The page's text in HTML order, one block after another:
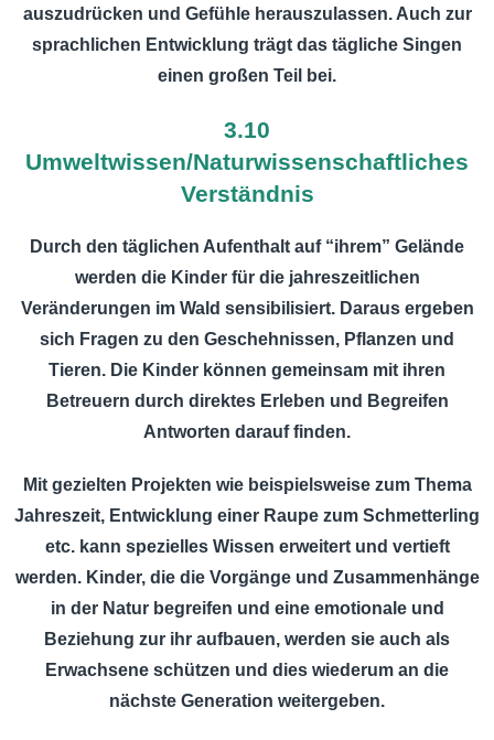
auszudrücken und Gefühle herauszulassen. Auch zur
sprachlichen Entwicklung trägt das tägliche Singen
einen großen Teil bei.
3.10
Umweltwissen/Naturwissenschaftliches
Verständnis
Durch den täglichen Aufenthalt auf “ihrem” Gelände
werden die Kinder für die jahreszeitlichen
Veränderungen im Wald sensibilisiert. Daraus ergeben
sich Fragen zu den Geschehnissen, Pflanzen und
Tieren. Die Kinder können gemeinsam mit ihren
Betreuern durch direktes Erleben und Begreifen
Antworten darauf finden.
Mit gezielten Projekten wie beispielsweise zum Thema
Jahreszeit, Entwicklung einer Raupe zum Schmetterling
etc. kann spezielles Wissen erweitert und vertieft
werden. Kinder, die die Vorgänge und Zusammenhänge
in der Natur begreifen und eine emotionale und
Beziehung zur ihr aufbauen, werden sie auch als
Erwachsene schützen und dies wiederum an die
nächste Generation weitergeben.